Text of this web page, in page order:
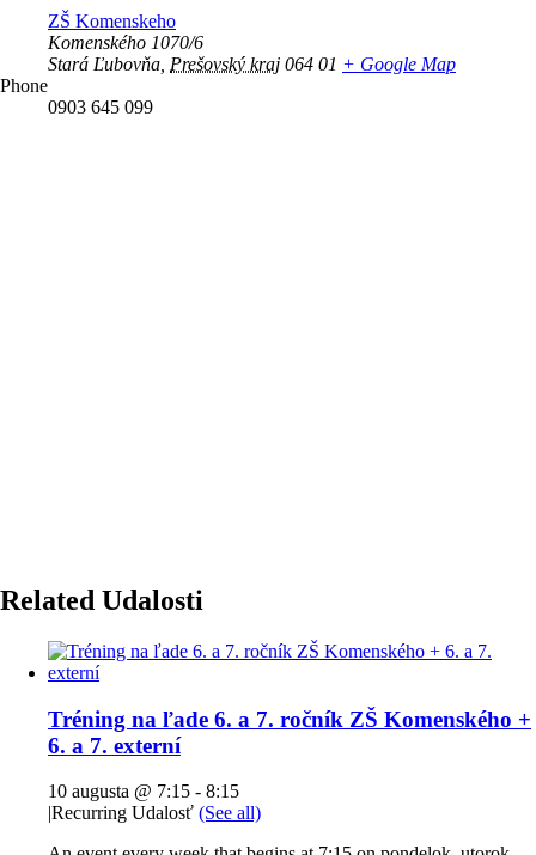
ZŠ Komenskeho
Komenského 1070/6
Stará Ľubovňa Prešovský kraj 064 01 + Google Map
Phone
0903 645 099
Related Udalosti
Tréning na ľade 6. a 7. ročník ZŠ Komenského +
6. a 7. externí
10 augusta @ 7:15 - 8:15
|Recurring Udalosť (See all)